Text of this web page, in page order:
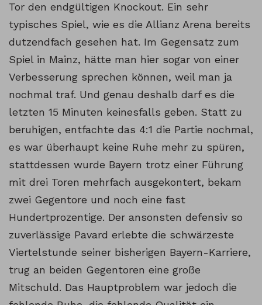
Tor den endgültigen Knockout. Ein sehr
typisches Spiel, wie es die Allianz Arena bereits
dutzendfach gesehen hat. Im Gegensatz zum
Spiel in Mainz, hätte man hier sogar von einer
Verbesserung sprechen können, weil man ja
nochmal traf. Und genau deshalb darf es die
letzten 15 Minuten keinesfalls geben. Statt zu
beruhigen, entfachte das 4:1 die Partie nochmal,
es war überhaupt keine Ruhe mehr zu spüren,
stattdessen wurde Bayern trotz einer Führung
mit drei Toren mehrfach ausgekontert, bekam
zwei Gegentore und noch eine fast
Hundertprozentige. Der ansonsten defensiv so
zuverlässige Pavard erlebte die schwärzeste
Viertelstunde seiner bisherigen Bayern-Karriere,
trug an beiden Gegentoren eine große
Mitschuld. Das Hauptproblem war jedoch die